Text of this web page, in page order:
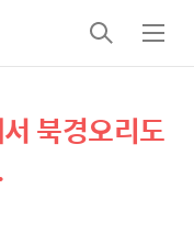
검
색
메
뉴
북경오리도